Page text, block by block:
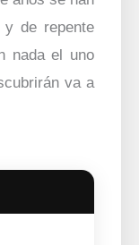
y de repente
nada el uno
va a